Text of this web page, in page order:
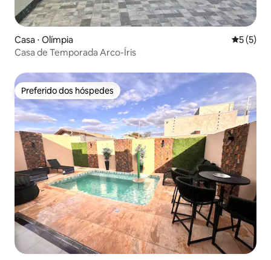
Casa ⋅ Olímpia 5 de
5 (5)
Casa de Temporada Arco-Íris
Preferido dos hóspedes
Preferido dos hóspedes